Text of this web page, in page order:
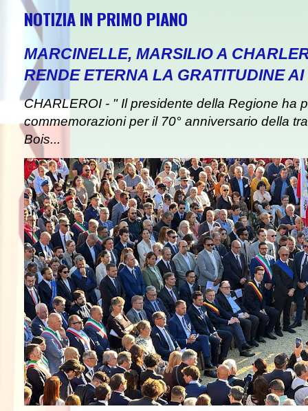
NOTIZIA IN PRIMO PIANO
MARCINELLE, MARSILIO A
RENDE ETERNA LA GRATITUDINE
CHARLEROI - " Il presidente della Regione ha
commemorazioni per il 70° anniversario della
Bois...